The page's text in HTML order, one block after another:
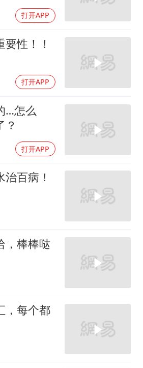
打开APP
性！！
打开APP
…怎么
？
打开APP
百病！
，棒棒哒
，每个都